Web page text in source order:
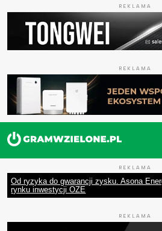
REKLAMA
REKLAMA
REKLAMA
Od ryzyka do gwarancji zysku. Asona
rynku inwestycji OZE
REKLAMA